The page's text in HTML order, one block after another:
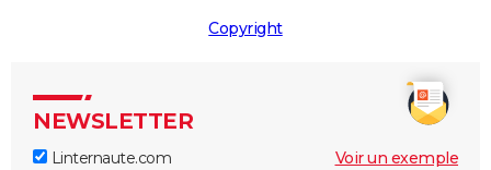
Copyright
NEWSLETTER
Linternaute.com Voir un exemple